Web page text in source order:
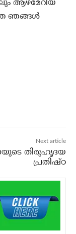
ആഴമേറിയ
ഞങ്ങള്‍
Next article
തിരുഹൃദയ
പ്രതിഷ്ഠ